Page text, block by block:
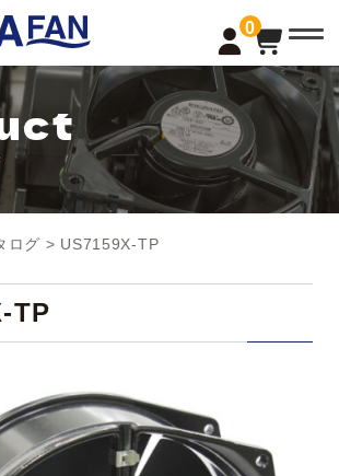
0
t
o
g
l
e
a
v
i
g
a
n
ログ > US7159X-TP
TP